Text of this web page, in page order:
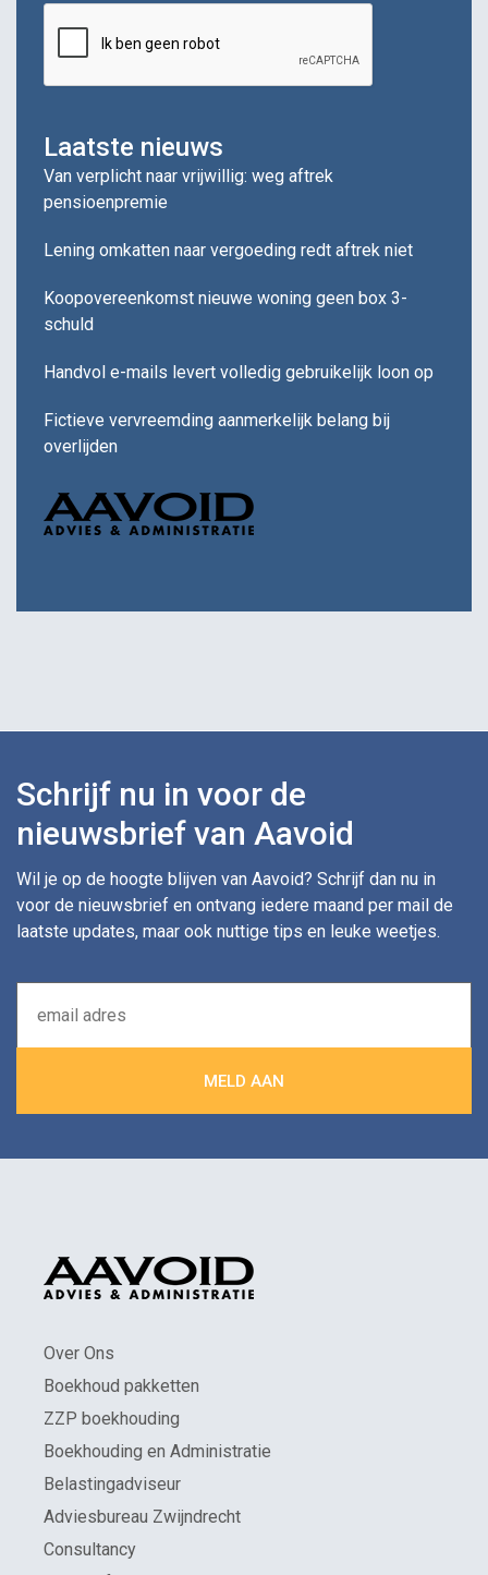
Laatste nieuws
Van verplicht naar vrijwillig: weg aftrek
pensioenpremie
Lening omkatten naar vergoeding redt aftrek niet
Koopovereenkomst nieuwe woning geen box 3-
schuld
Handvol e-mails levert volledig gebruikelijk loon op
Fictieve vervreemding aanmerkelijk belang bij
overlijden
Schrijf nu in voor de
nieuwsbrief van Aavoid
Wil je op de hoogte blijven van Aavoid? Schrijf dan nu in
voor de nieuwsbrief en ontvang iedere maand per mail de
laatste updates, maar ook nuttige tips en leuke weetjes.
Over Ons
Boekhoud pakketten
ZZP boekhouding
Boekhouding en Administratie
Belastingadviseur
Adviesbureau Zwijndrecht
Consultancy